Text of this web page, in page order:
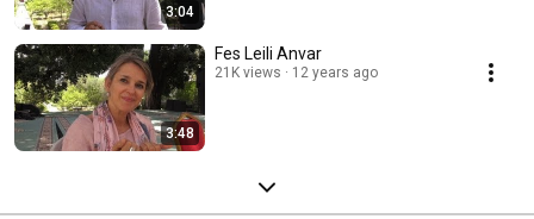
3:04
3:48
Fes Leili Anvar
21K views 12 years ago